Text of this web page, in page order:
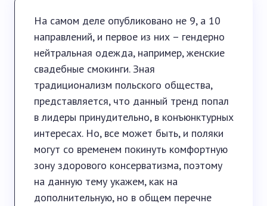
На самом деле опубликовано не 9, а 10
направлений, и первое из них – гендерно
нейтральная одежда, например, женские
свадебные смокинги. Зная
традиционализм польского общества,
представляется, что данный тренд попал
в лидеры принудительно, в конъюнктурных
интересах. Но, все может быть, и поляки
могут со временем покинуть комфортную
зону здорового консерватизма, поэтому
на данную тему укажем, как на
дополнительную, но в общем перечне